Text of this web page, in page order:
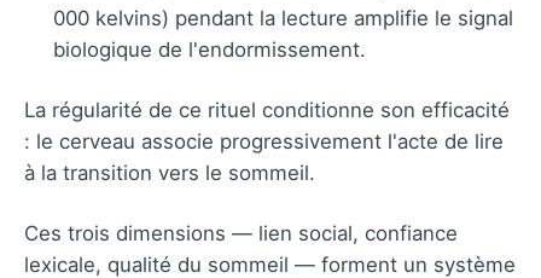
000 kelvins) pendant la lecture amplifie le signal
biologique de l'endormissement.
La régularité de ce rituel conditionne son efficacité
: le cerveau associe progressivement l'acte de lire
à la transition vers le sommeil.
Ces trois dimensions — lien social, confiance
lexicale, qualité du sommeil — forment un système